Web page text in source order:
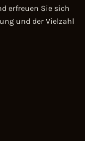
erfreuen Sie sich
und der Vielzahl